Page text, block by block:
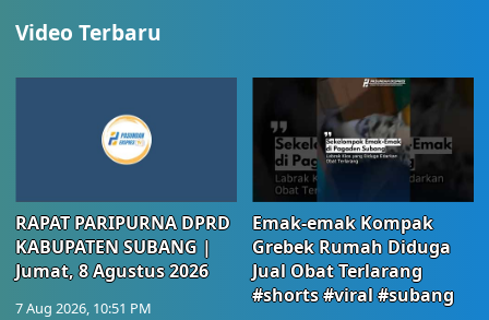
Video Terbaru
RAPAT PARIPURNA DPRD
KABUPATEN SUBANG |
Jumat, 8 Agustus 2026
7 Aug 2026, 10:51 PM
Emak-emak Kompak
Grebek Rumah Diduga
Jual Obat Terlarang
#shorts #viral #subang